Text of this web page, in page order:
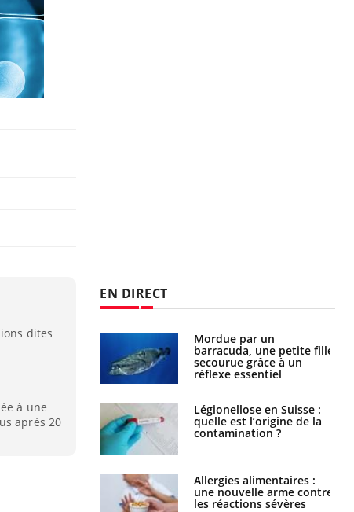
dites
à une
après 20
EN DIRECT
et chaleur : ce
nuit-il à
de la
Mordue par un
barracuda, une petite fille
secourue grâce à un
réflexe essentiel
Légionellose en Suisse :
quelle est l’origine de la
contamination ?
Allergies alimentaires :
une nouvelle arme contre
les réactions sévères